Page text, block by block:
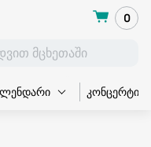
0
კონცერტი